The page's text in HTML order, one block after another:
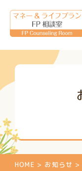
FP相談室について
ご相談・料金につ
HOME > お知らせ >